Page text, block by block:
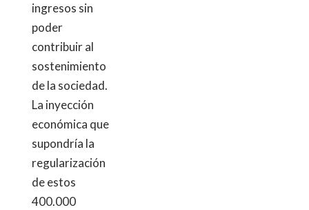
ingresos sin
poder
contribuir al
sostenimiento
de la sociedad.
La inyección
económica que
supondría la
regularización
de estos
400.000